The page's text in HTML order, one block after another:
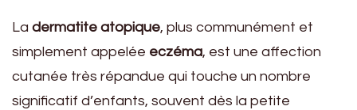
La dermatite atopique, plus communément et
simplement appelée eczéma, est une affection
cutanée très répandue qui touche un nombre
significatif d’enfants, souvent dès la petite